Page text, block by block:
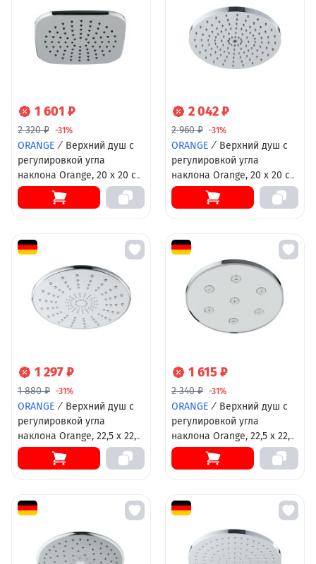
1 601 ₽
2 320 ₽ -31%
ORANGE / Верхний душ с
регулировкой угла
наклона Orange, 20 х 20 см,
хром, S08TS
2 042 ₽
2 960 ₽ -31%
ORANGE / Верхний душ с
регулировкой угла
наклона Orange, 20 х 20 см,
хром, S09TS
1 297 ₽
1 880 ₽ -31%
ORANGE / Верхний душ с
регулировкой угла
наклона Orange, 22,5 х 22,5
см, хром, S06TS
1 615 ₽
2 340 ₽ -31%
ORANGE / Верхний душ с
регулировкой угла
наклона Orange, 22,5 х 22,5
см, хром, S11TS